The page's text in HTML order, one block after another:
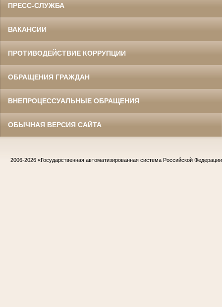
ПРЕСС-СЛУЖБА
ВАКАНСИИ
ПРОТИВОДЕЙСТВИЕ КОРРУПЦИИ
ОБРАЩЕНИЯ ГРАЖДАН
ВНЕПРОЦЕССУАЛЬНЫЕ ОБРАЩЕНИЯ
ОБЫЧНАЯ ВЕРСИЯ САЙТА
2006-2026 «Государственная автоматизированная система Российской